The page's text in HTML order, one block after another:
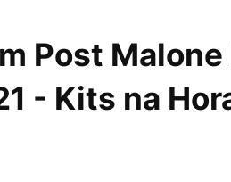
Post
- Kits na